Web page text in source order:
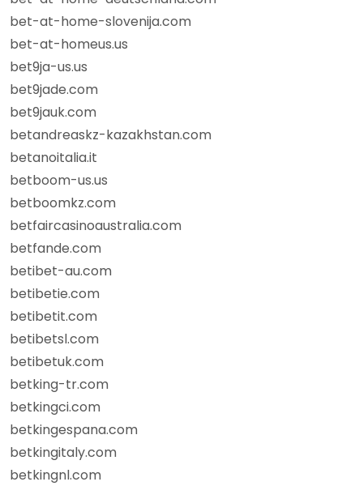
bet-at-home-slovenija.com
bet-at-homeus.us
bet9ja-us.us
bet9jade.com
bet9jauk.com
betandreaskz-kazakhstan.com
betanoitalia.it
betboom-us.us
betboomkz.com
betfaircasinoaustralia.com
betfande.com
betibet-au.com
betibetie.com
betibetit.com
betibetsl.com
betibetuk.com
betking-tr.com
betkingci.com
betkingespana.com
betkingitaly.com
betkingnl.com